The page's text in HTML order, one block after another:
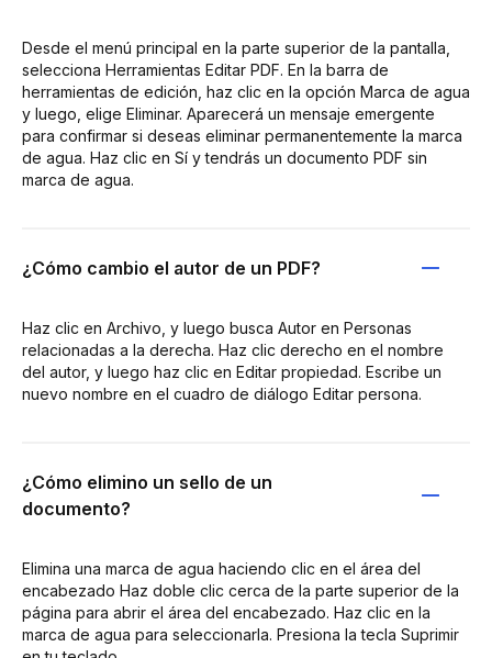
Desde el menú principal en la parte superior de la pantalla,
selecciona Herramientas Editar PDF. En la barra de
herramientas de edición, haz clic en la opción Marca de agua
y luego, elige Eliminar. Aparecerá un mensaje emergente
para confirmar si deseas eliminar permanentemente la marca
de agua. Haz clic en Sí y tendrás un documento PDF sin
marca de agua.
¿Cómo cambio el autor de un PDF?
Haz clic en Archivo, y luego busca Autor en Personas
relacionadas a la derecha. Haz clic derecho en el nombre
del autor, y luego haz clic en Editar propiedad. Escribe un
nuevo nombre en el cuadro de diálogo Editar persona.
¿Cómo elimino un sello de un
documento?
Elimina una marca de agua haciendo clic en el área del
encabezado Haz doble clic cerca de la parte superior de la
página para abrir el área del encabezado. Haz clic en la
marca de agua para seleccionarla. Presiona la tecla Suprimir